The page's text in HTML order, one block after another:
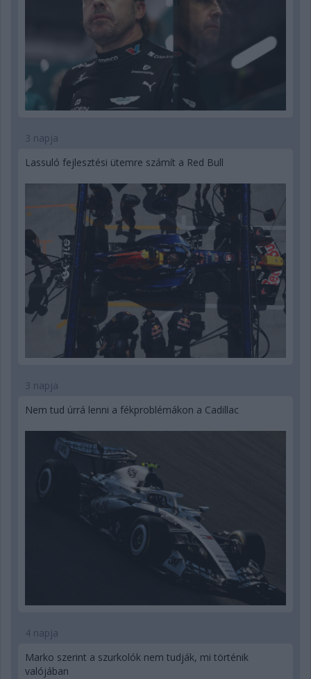
3 napja
Lassuló fejlesztési ütemre számít a Red Bull
3 napja
Nem tud úrrá lenni a fékproblémákon a Cadillac
4 napja
Marko szerint a szurkolók nem tudják, mi történik
valójában